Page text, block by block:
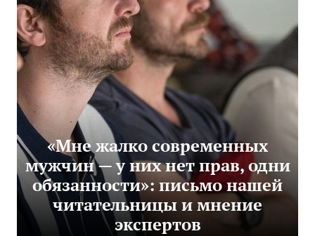
«Мне жалко современных
мужчин — у них нет прав, одни
обязанности»: письмо нашей
читательницы и мнение
экспертов